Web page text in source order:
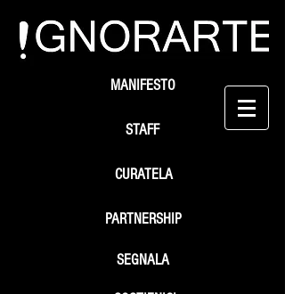
STAFF
SEGNALA
MANIFESTO
PARTNERSHIP
CURATELA